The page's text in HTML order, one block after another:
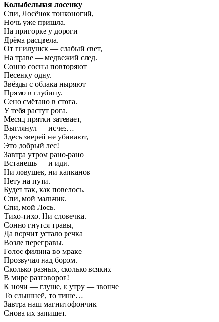
Колыбельная лосенку
Спи, Лосёнок тонконогий,
Ночь уже пришла.
На пригорке у дороги
Дрёма расцвела.
От гнилушек — слабый свет,
На траве — медвежий след.
Сонно сосны повторяют
Песенку одну.
Звёзды с облака ныряют
Прямо в глубину.
Сено смётано в стога.
У тебя растут рога.
Месяц прятки затевает,
Выглянул — исчез…
Здесь зверей не убивают,
Это добрый лес!
Завтра утром рано-рано
Встанешь — и иди.
Ни ловушек, ни капканов
Нету на пути.
Будет так, как повелось.
Спи, мой мальчик.
Спи, мой Лось.
Тихо-тихо. Ни словечка.
Сонно гнутся травы,
Да ворчит устало речка
Возле переправы.
Голос филина во мраке
Прозвучал над бором.
Сколько разных, сколько всяких
В мире разговоров!
К ночи — глуше, к утру — звонче
То слышней, то тише…
Завтра наш магнитофончик
Снова их запишет.